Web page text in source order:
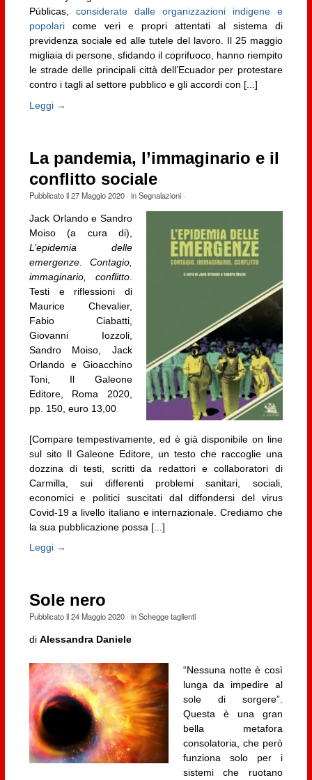
Públicas, considerate dalle organizzazioni indigene e
popolaricome veri e propri attentati al sistema di
previdenza sociale ed alle tutele del lavoro. Il 25 maggio
migliaia di persone, sfidando il coprifuoco, hanno riempito
le strade delle principali città dell’Ecuador per protestare
contro i tagli al settore pubblico e gli accordi con [...]
Leggi →
La pandemia, l’immaginario e il
conflitto sociale
Pubblicato il27 Maggio 2020· inSegnalazioni·
Jack Orlando e Sandro
Moiso (a cura di),
L’epidemia delle
emergenze. Contagio,
immaginario, conflitto.
Testi e riflessioni di
Maurice Chevalier,
Fabio Ciabatti,
Giovanni Iozzoli,
Sandro Moiso, Jack
Orlando e Gioacchino
Toni, Il Galeone
Editore, Roma 2020,
pp. 150, euro 13,00
[Compare tempestivamente, ed è già disponibile on line
sul sito Il Galeone Editore, un testo che raccoglie una
dozzina di testi, scritti da redattori e collaboratori di
Carmilla, sui differenti problemi sanitari, sociali,
economici e politici suscitati dal diffondersi del virus
Covid-19 a livello italiano e internazionale. Crediamo che
la sua pubblicazione possa [...]
Leggi →
Sole nero
Pubblicato il24 Maggio 2020· inSchegge taglienti·
di Alessandra Daniele
“Nessuna notte è così
lunga da impedire al
sole di sorgere”.
Questa è una gran
bella metafora
consolatoria, che però
funziona solo per i
sistemi che ruotano